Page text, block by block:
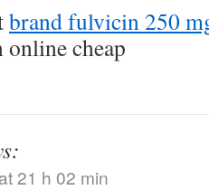
brand fulvicin 250
cheap
21 h 02 min